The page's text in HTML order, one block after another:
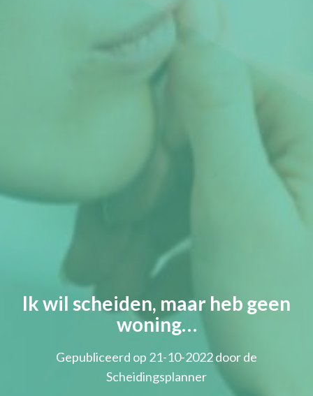
Ik wil scheiden, maar heb geen
woning…
Gepubliceerd op 21-10-2022 door de
Scheidingsplanner